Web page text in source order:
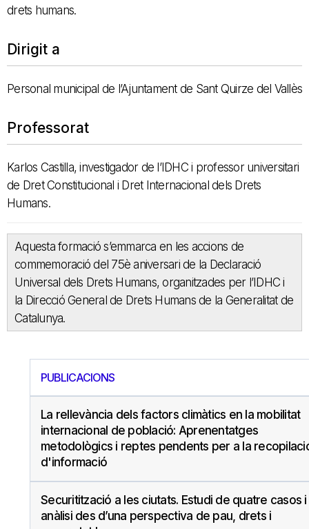
drets humans.
Dirigit a
Personal municipal de l’Ajuntament de Sant Quirze del Vallès
Professorat
Karlos Castilla, investigador de l’IDHC i professor universitari
de Dret Constitucional i Dret Internacional dels Drets
Humans.
Aquesta formació s’emmarca en les accions de
commemoració del 75è aniversari de la Declaració
Universal dels Drets Humans, organitzades per l’IDHC i
la Direcció General de Drets Humans de la Generalitat de
Catalunya.
PUBLICACIONS
La rellevància dels factors climàtics en la mobilitat
internacional de població: Aprenentatges
metodològics i reptes pendents per a la
d'informació
Securitització a les ciutats. Estudi de quatre casos i
anàlisi des d’una perspectiva de pau, drets i